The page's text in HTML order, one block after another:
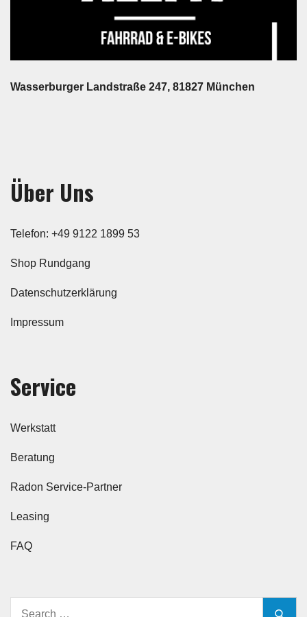
Wasserburger Landstraße 247, 81827 München
Über Uns
Telefon: +49 9122 1899 53
Shop Rundgang
Datenschutzerklärung
Impressum
Service
Werkstatt
Beratung
Radon Service-Partner
Leasing
FAQ